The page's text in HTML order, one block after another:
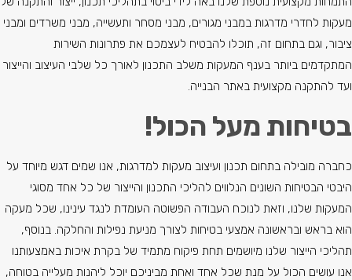
מעקות לחדרי מדרגות במבני מגורים, מבני מסחר ותעשייה, מבני משרדים ומבני
ציבור, וגם בתחום זה, תוכלו להבטיח לעצמכם את פתרונות השירות
המתקדמים ביותר בענף המעקות משלב התכנון לאורך כל שלבי העיצוב והייצור
ועד להתקנה מקצועית באתר הבנייה.
בטיחות מעל הכול!
כחברה מובילה בתחום תכנון ועיצוב מעקות למדרגות, אנו שמים דגש מיוחד על
היבטי הבטיחות השונים הנלווים להליכי התכנון והייצור של כל אחד מסוגי
המעקות שלנו, וזאת לנוכח העבודה הפשוטה העומדת לנגד עינינו, שכל מעקה
הוא בראש ובראשונה אמצעי בטיחות לצורך מניעת נפילות והחלקה. בנוסף,
תהליכי הייצור שלנו מיושמים תחת פיקוח מתמיד של בקרת איכות באמצעותנו
אנו עושים הכול על מנת שכל אחד ואחת מביניכם יוכל ליהנות מעלייה בטוחה,